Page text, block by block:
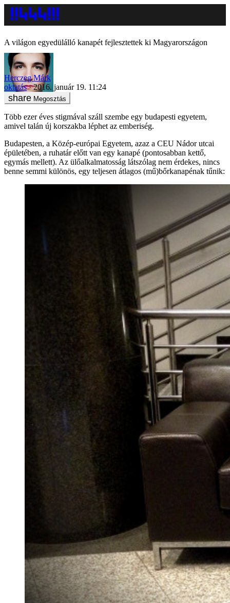
A világon egyedülálló kanapét fejlesztettek ki Magyarországon
Herczeg Márk
oktatás
2016. január 19. 11:24
Megosztás
Több ezer éves stigmával száll szembe egy budapesti egyetem,
amivel talán új korszakba léphet az emberiség.
Budapesten, a Közép-európai Egyetem, azaz a CEU Nádor utcai
épületében, a ruhatár előtt van egy kanapé (pontosabban kettő,
egymás mellett). Az ülőalkalmatosság látszólag nem érdekes, nincs
benne semmi különös, egy teljesen átlagos (mű)bőrkanapénak tűnik: